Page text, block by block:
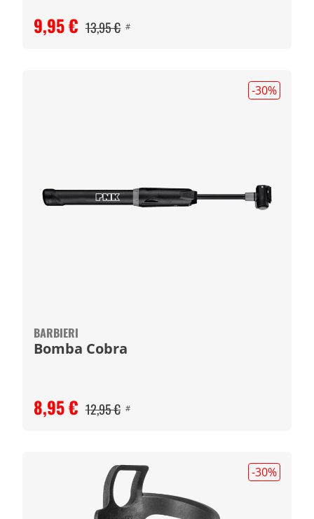
9,95 € 13,95 € #
-30%
BARBIERI
Bomba Cobra
8,95 € 12,95 € #
-30%